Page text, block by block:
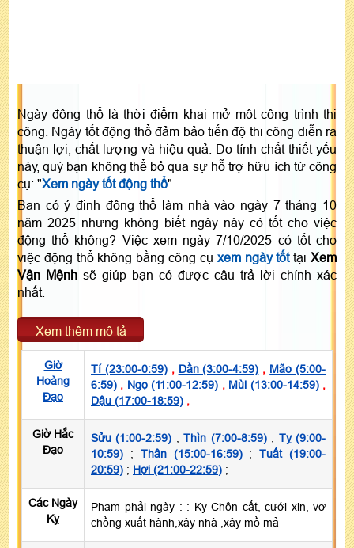
Ngày động thổ là thời điểm khai mở một công trình thi
công. Ngày tốt động thổ đảm bảo tiến độ thi công diễn ra
thuận lợi, chất lượng và hiệu quả. Do tính chất thiết yếu
này, quý bạn không thể bỏ qua sự hỗ trợ hữu ích từ công
cụ: "Xem ngày tốt động thổ"
Bạn có ý định động thổ làm nhà vào ngày 7 tháng 10
năm 2025 nhưng không biết ngày này có tốt cho việc
động thổ không? Việc xem ngày 7/10/2025 có tốt cho
việc động thổ không bằng công cụ xem ngày tốttạiXem
Vận Mệnh sẽ giúp bạn có được câu trả lời chính xác
nhất.
Xem thêm mô tả
Giờ
Hoàng
Đạo
Tí (23:00-0:59), Dần (3:00-4:59) , Mão (5:00-
6:59) , Ngọ (11:00-12:59) , Mùi (13:00-14:59),
Dậu (17:00-18:59) ,
Giờ Hắc
Đạo
Sửu (1:00-2:59) ;Thìn (7:00-8:59); Tỵ (9:00-
10:59) ; Thân (15:00-16:59);Tuất (19:00-
20:59) ; Hợi (21:00-22:59) ;
Các Ngày
Kỵ
Phạm phải ngày : : Kỵ Chôn cất, cưới xin, vợ
chồng xuất hành,xây nhà ,xây mồ mả